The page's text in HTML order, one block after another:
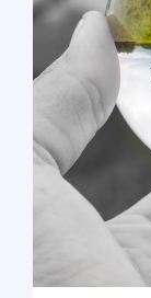
Article -